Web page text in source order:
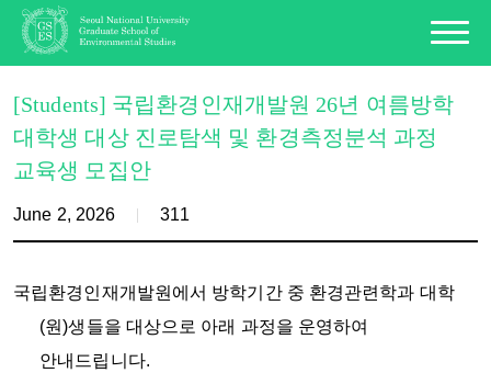
[Students] 국립환경인재개발원 26년 여름방학
대학생 대상 진로탐색 및 환경측정분석 과정
교육생 모집안
June 2, 2026 311
국립환경인재개발원에서 방학기간 중 환경관련학과 대학
(원)생들을 대상으로 아래 과정을 운영하여
안내드립니다.